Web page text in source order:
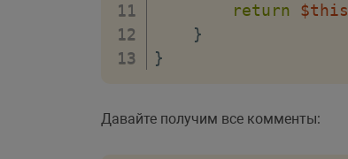
return
$this
}
}
Давайте получим все комменты: